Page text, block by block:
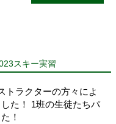
スキー実習
トラクターの方々によ
た！ 1班の生徒たちパ
！